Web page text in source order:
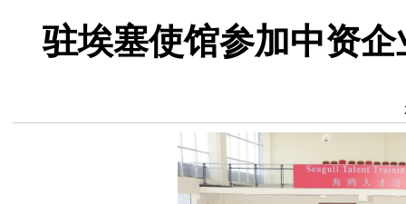
驻埃塞使馆参加中资